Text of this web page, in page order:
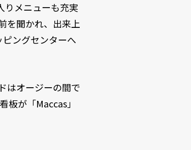
りメニューも充実
を聞かれ、出来上
ングセンターへ
はオージーの間で
板が「Maccas」